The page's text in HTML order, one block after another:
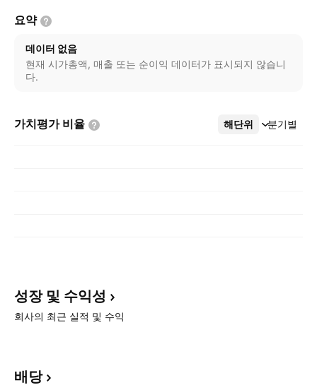
요약
데이터 없음
현재 시가총액, 매출 또는 순이익 데이터가 표시되지 않습니
다.
가치평가 비율 해단위 분기별
더보기
성장 및 수익성
회사의 최근 실적 및 수익
배당